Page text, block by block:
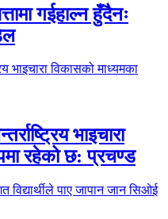
गईहाल्न हुँदैनः
भाइचारा
रहेको छ: प्रचण्ड